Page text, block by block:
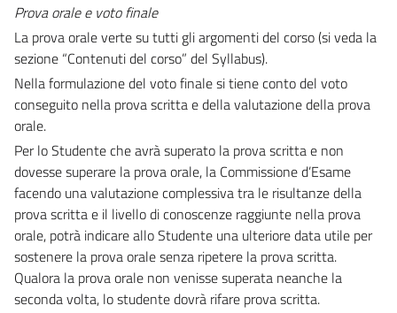
Prova orale e voto finale
La prova orale verte su tutti gli argomenti del corso (si veda la
sezione “Contenuti del corso” del Syllabus).
Nella formulazione del voto finale si tiene conto del voto
conseguito nella prova scritta e della valutazione della prova
orale.
Per lo Studente che avrà superato la prova scritta e non
dovesse superare la prova orale, la Commissione d’Esame
facendo una valutazione complessiva tra le risultanze della
prova scritta e il livello di conoscenze raggiunte nella prova
orale, potrà indicare allo Studente una ulteriore data utile per
sostenere la prova orale senza ripetere la prova scritta.
Qualora la prova orale non venisse superata neanche la
seconda volta, lo studente dovrà rifare prova scritta.